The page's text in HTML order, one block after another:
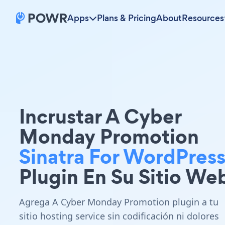
Apps Plans & PricingAboutResources
Incrustar A Cyber
Monday Promotion
Sinatra For WordPress
Plugin En Su Sitio
Agrega A Cyber Monday Promotion plugin a tu
sitio hosting service sin codificación ni dolores